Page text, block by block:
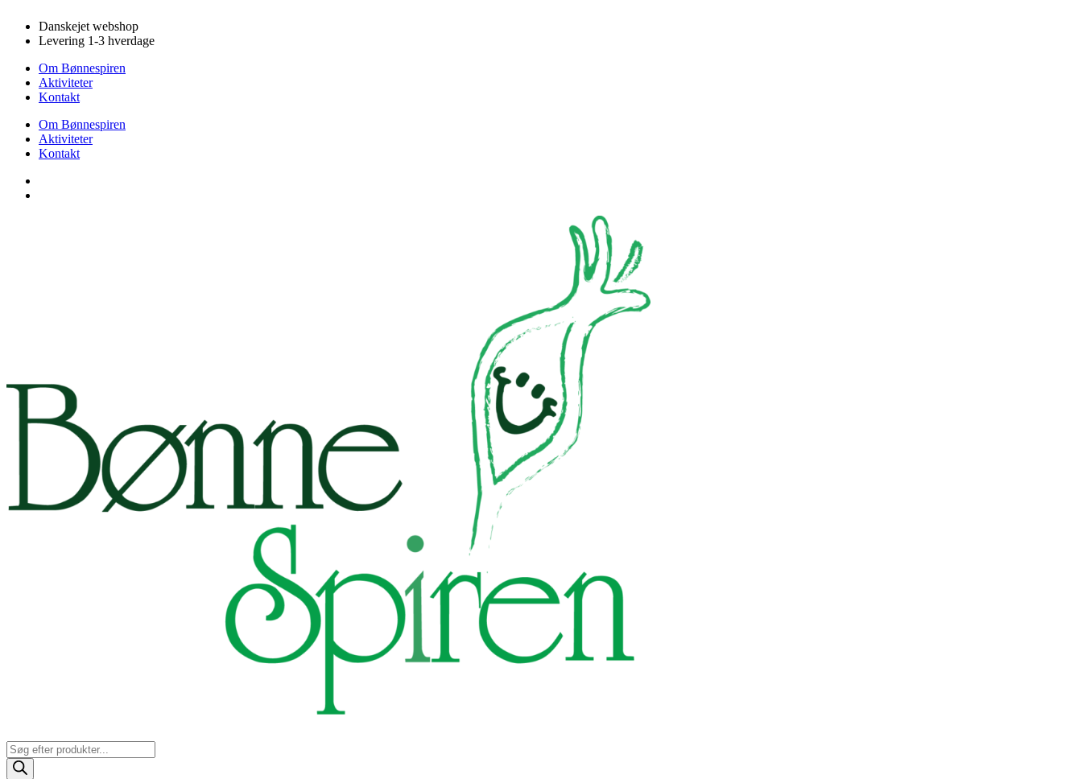
indhold
Danskejet webshop
Levering 1-3 hverdage
Om Bønnespiren
Aktiviteter
Kontakt
Om Bønnespiren
Aktiviteter
Kontakt
Products
search